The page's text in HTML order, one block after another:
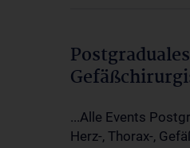
...Alle Events
Herz-, Thorax-,